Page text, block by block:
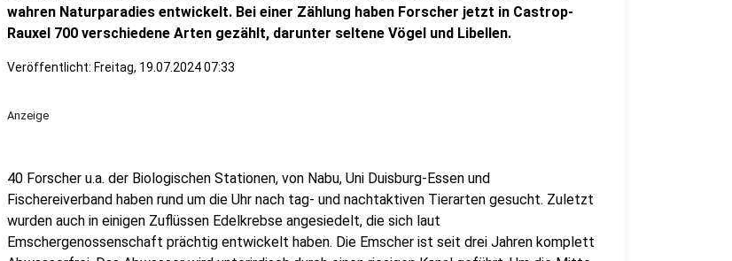
wahren Naturparadies entwickelt. Bei einer Zählung haben Forscher jetzt in Castrop-
Rauxel 700 verschiedene Arten gezählt, darunter seltene Vögel und Libellen.
Veröffentlicht: Freitag, 19.07.2024 07:33
Anzeige
40 Forscher u.a. der Biologischen Stationen, von Nabu, Uni Duisburg-Essen und
Fischereiverband haben rund um die Uhr nach tag- und nachtaktiven Tierarten gesucht. Zuletzt
wurden auch in einigen Zuflüssen Edelkrebse angesiedelt, die sich laut
Emschergenossenschaft prächtig entwickelt haben. Die Emscher ist seit drei Jahren komplett